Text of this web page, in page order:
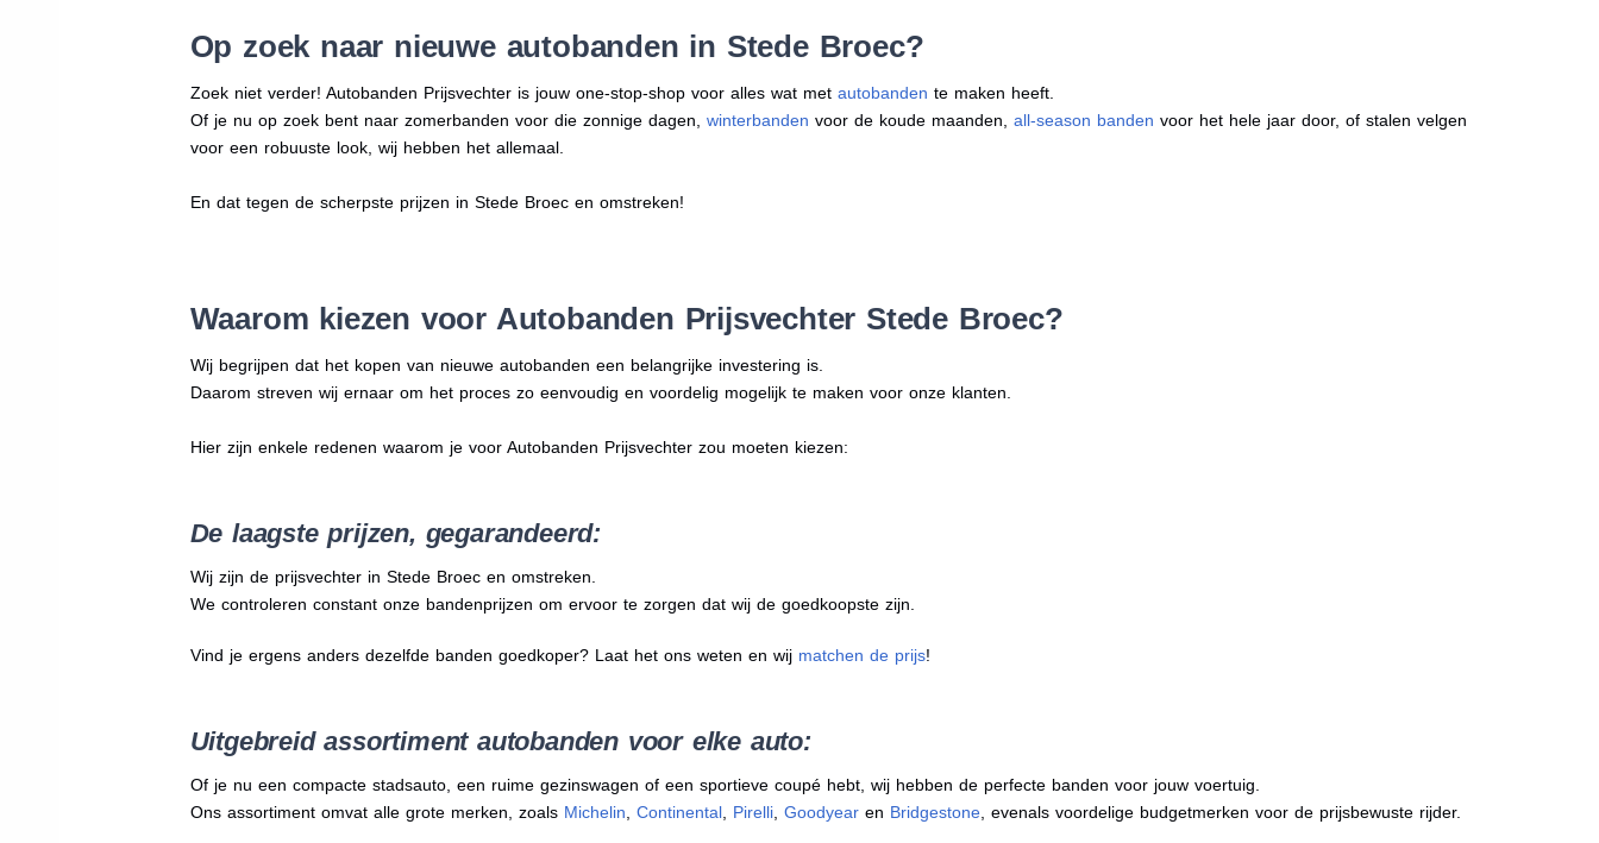
Op zoek naar nieuwe autobanden in Stede Broec?
Zoek niet verder! Autobanden Prijsvechter is jouw one-stop-shop voor alles wat met autobanden te maken heeft.
Of je nu op zoek bent naar zomerbanden voor die zonnige dagen, winterbanden voor de koude maanden, all-season banden voor het hele jaar door, of stalen velgen
voor een robuuste look, wij hebben het allemaal.
En dat tegen de scherpste prijzen in Stede Broec en omstreken!
Waarom kiezen voor Autobanden Prijsvechter Stede Broec?
Wij begrijpen dat het kopen van nieuwe autobanden een belangrijke investering is.
Daarom streven wij ernaar om het proces zo eenvoudig en voordelig mogelijk te maken voor onze klanten.
Hier zijn enkele redenen waarom je voor Autobanden Prijsvechter zou moeten kiezen:
De laagste prijzen, gegarandeerd:
Wij zijn de prijsvechter in Stede Broec en omstreken.
We controleren constant onze bandenprijzen om ervoor te zorgen dat wij de goedkoopste zijn.
Vind je ergens anders dezelfde banden goedkoper? Laat het ons weten en wij matchen de prijs!
Uitgebreid assortiment autobanden voor elke auto:
Of je nu een compacte stadsauto, een ruime gezinswagen of een sportieve coupé hebt, wij hebben de perfecte banden voor jouw voertuig.
Ons assortiment omvat alle grote merken, zoals Michelin, Continental, Pirelli, Goodyearen Bridgestone, evenals voordelige budgetmerken voor de prijsbewuste rijder.